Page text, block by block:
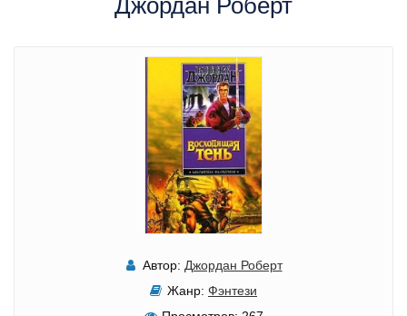
Джордан Роберт
Автор: Джордан Роберт
Жанр: Фэнтези